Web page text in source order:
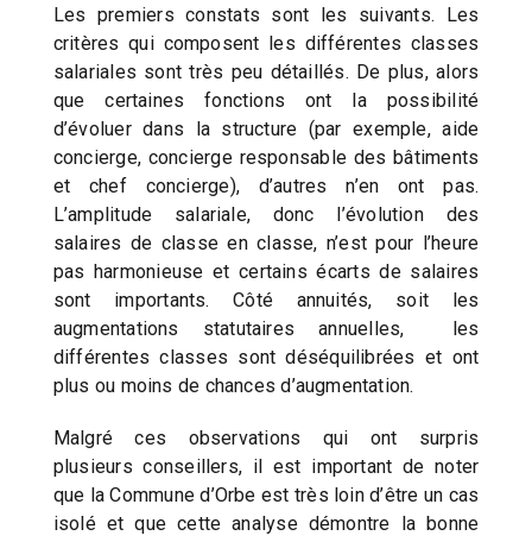
Les premiers constats sont les suivants. Les
critères qui composent les différentes classes
salariales sont très peu détaillés. De plus, alors
que certaines fonctions ont la possibilité
d’évoluer dans la structure (par exemple, aide
concierge, concierge responsable des bâtiments
et chef concierge), d’autres n’en ont pas.
L’amplitude salariale, donc l’évolution des
salaires de classe en classe, n’est pour l’heure
pas harmonieuse et certains écarts de salaires
sont importants. Côté annuités, soit les
augmentations statutaires annuelles, les
différentes classes sont déséquilibrées et ont
plus ou moins de chances d’augmentation.
Malgré ces observations qui ont surpris
plusieurs conseillers, il est important de noter
que la Commune d’Orbe est très loin d’être un cas
isolé et que cette analyse démontre la bonne